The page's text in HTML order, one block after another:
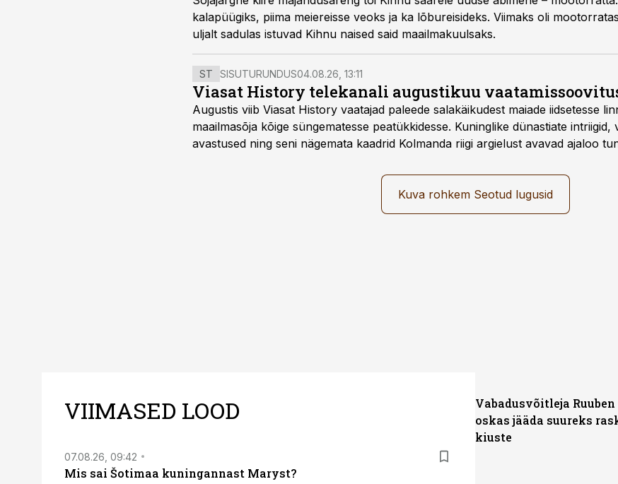
kalapüügiks, piima meiereisse veoks ja ka lõbureisideks. Viimaks oli
uljalt sadulas istuvad Kihnu naised said maailmakuulsaks.
ST SISUTURUNDUS04.08.26, 13:11
Viasat History telekanali augustikuu
Augustis viib Viasat History vaatajad paleede salakäikudest maiade iidsetesse
maailmasõja kõige süngematesse peatükkidesse. Kuninglike dünastiate
avastused ning seni nägemata kaadrid Kolmanda riigi argielust avavad ajaloo
Kuva rohkem Seotud lugusid
VIIMASED LOOD
07.08.26, 09:42
Mis sai Šotimaa kuningannast Maryst?
Vabadusvõitleja
oskas jääda suureks
kiuste